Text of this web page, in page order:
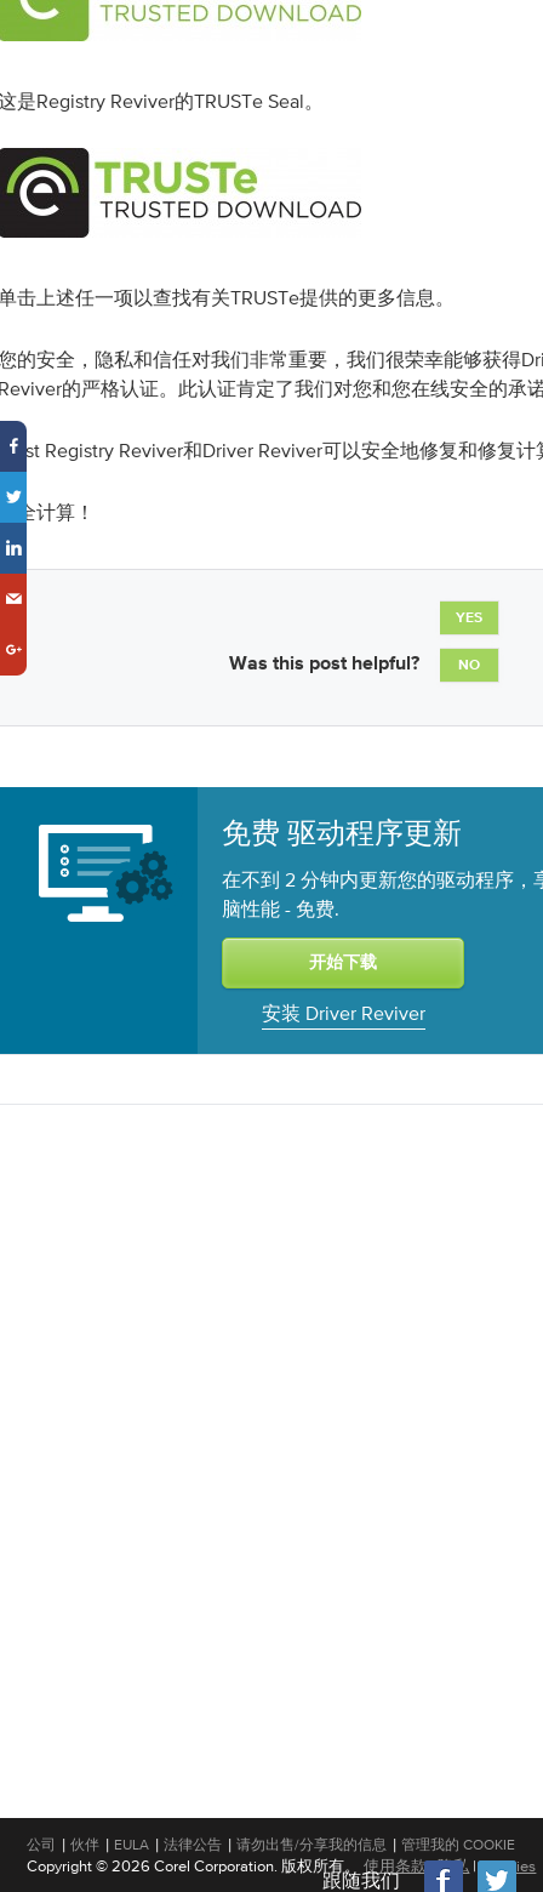
是Registry Reviver的TRUSTe Seal。
击上述任一项以查找有关TRUSTe提供的更多信息。
的安全，隐私和信任对我们非常重要，我们很荣幸能够获得
的严格认证。此认证肯定了我们对您和您在线安全的承
Registry Reviver和Driver Reviver可以安全地修复和修复
全计算！
Was this post helpful?
YES
NO
免费 驱动程序更新
在不到 2 分钟内更新您的驱动程序，
脑性能 - 免费.
安装 Driver Reviver
公司 | 伙伴 | EULA | 法律公告 | 请勿出售/分享我的信息 | 管理我的 COOKIE
Copyright © 2026 Corel Corporation. 版权所有。使用条款|隐私 |Cookies
跟随我们